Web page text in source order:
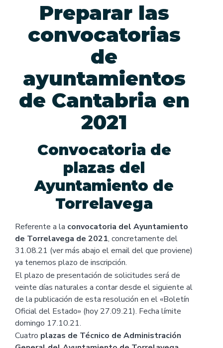
Preparar las
convocatorias
de
ayuntamientos
de Cantabria en
2021
Convocatoria de
plazas del
Ayuntamiento de
Torrelavega
Referente a la convocatoria del Ayuntamiento
de Torrelavega de 2021, concretamente del
31.08.21 (ver más abajo el email del que proviene)
ya tenemos plazo de inscripción.
El plazo de presentación de solicitudes será de
veinte días naturales a contar desde el siguiente al
de la publicación de esta resolución en el «Boletín
Oficial del Estado» (hoy 27.09.21). Fecha límite
domingo 17.10.21.
Cuatro plazas de Técnico de Administración